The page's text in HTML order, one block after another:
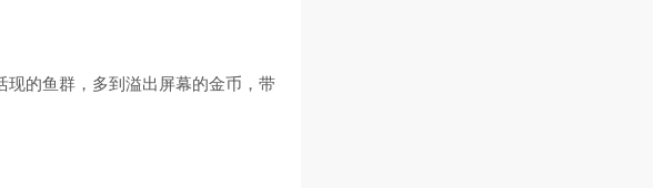
现的鱼群，多到溢出屏幕的金币，带